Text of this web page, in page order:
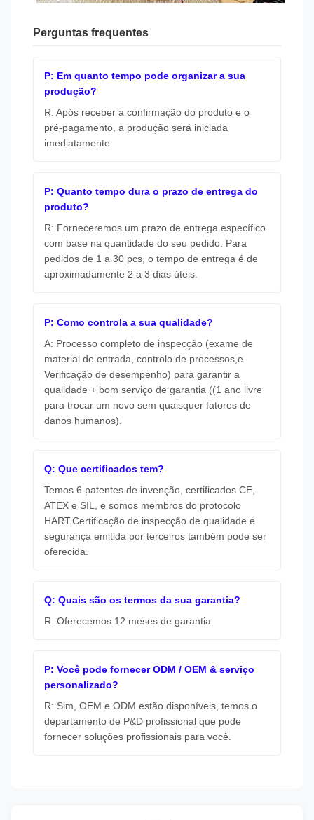
Perguntas frequentes
P: Em quanto tempo pode organizar a sua
produção?
R: Após receber a confirmação do produto e o
pré-pagamento, a produção será iniciada
imediatamente.
P: Quanto tempo dura o prazo de entrega do
produto?
R: Forneceremos um prazo de entrega específico
com base na quantidade do seu pedido. Para
pedidos de 1 a 30 pcs, o tempo de entrega é de
aproximadamente 2 a 3 dias úteis.
P: Como controla a sua qualidade?
A: Processo completo de inspecção (exame de
material de entrada, controlo de processos,e
Verificação de desempenho) para garantir a
qualidade + bom serviço de garantia ((1 ano livre
para trocar um novo sem quaisquer fatores de
danos humanos).
Q: Que certificados tem?
Temos 6 patentes de invenção, certificados CE,
ATEX e SIL, e somos membros do protocolo
HART.Certificação de inspecção de qualidade e
segurança emitida por terceiros também pode ser
oferecida.
Q: Quais são os termos da sua garantia?
R: Oferecemos 12 meses de garantia.
P: Você pode fornecer ODM / OEM & serviço
personalizado?
R: Sim, OEM e ODM estão disponíveis, temos o
departamento de P&D profissional que pode
fornecer soluções profissionais para você.